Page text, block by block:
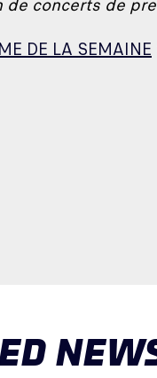
concerts de
DE LA SEMAINE